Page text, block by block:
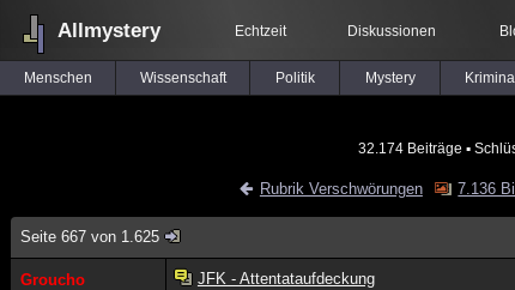
Allmystery Echtzeit Diskussionen
Menschen Wissenschaft Politik Mystery
32.174 Beiträge ▪
Rubrik Verschwörungen 7.136
Seite 667 von 1.625
Groucho JFK - Attentataufdeckung